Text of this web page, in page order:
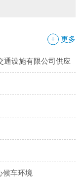
+ 更多
锌管围栏——新疆金
通设施有限公司供应
候车环境